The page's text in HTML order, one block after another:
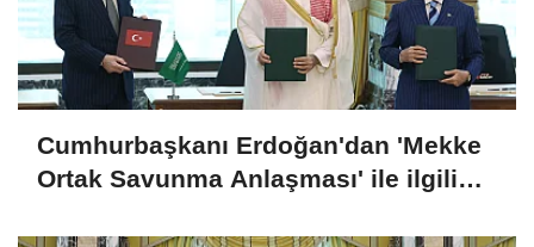
Cumhurbaşkanı Erdoğan'dan 'Mekke
Ortak Savunma Anlaşması' ile ilgili